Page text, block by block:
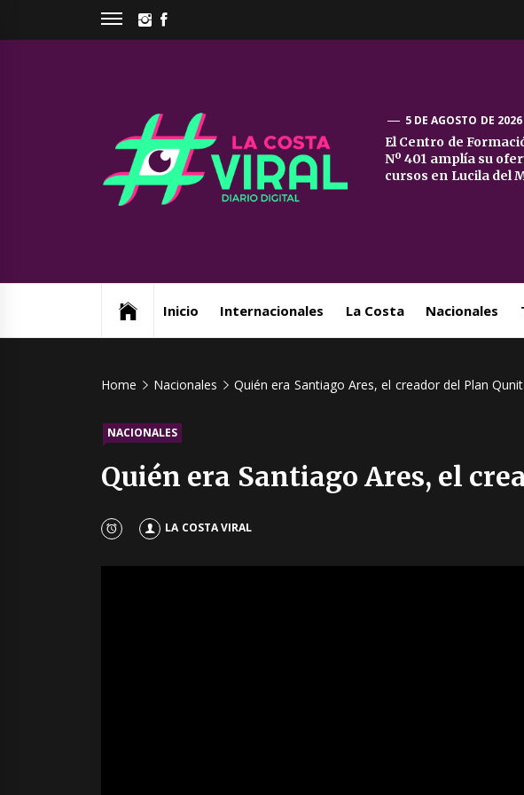
INSTAGRAM
La
Costa
5 DE AGOSTO DE 2026
El Centro de
Nº 401 amplía su
cursos en Lucila del
Inicio Internacionales La Costa Nacionales
Home Nacionales Quién era Santiago Ares, el creador del Plan
NACIONALES
Quién era Santiago Ares, el
LA COSTA VIRAL